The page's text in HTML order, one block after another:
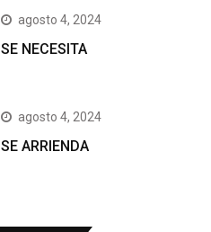
agosto 4, 2024
SE NECESITA
agosto 4, 2024
SE ARRIENDA